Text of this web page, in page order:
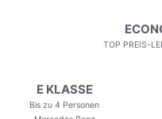
TOP PREIS-
E KLASSE
Bis zu 4 Personen